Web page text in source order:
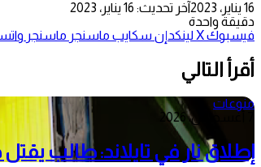
16 يناير، 2023
آخر تحديث: 16 يناير، 2023
دقيقة واحدة
فيسبوك‫Xلينكدإن سكايب ماسنجر ماسنجر
أقرأ التالي
منوعات
إطلاق نار في تايلاند: طالب